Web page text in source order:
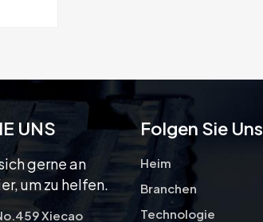
gewährleisten.
mit
UNS
gerne an
um zu helfen.
Xiecao
Folgen Sie Uns
Heim
Branchen
Technologie